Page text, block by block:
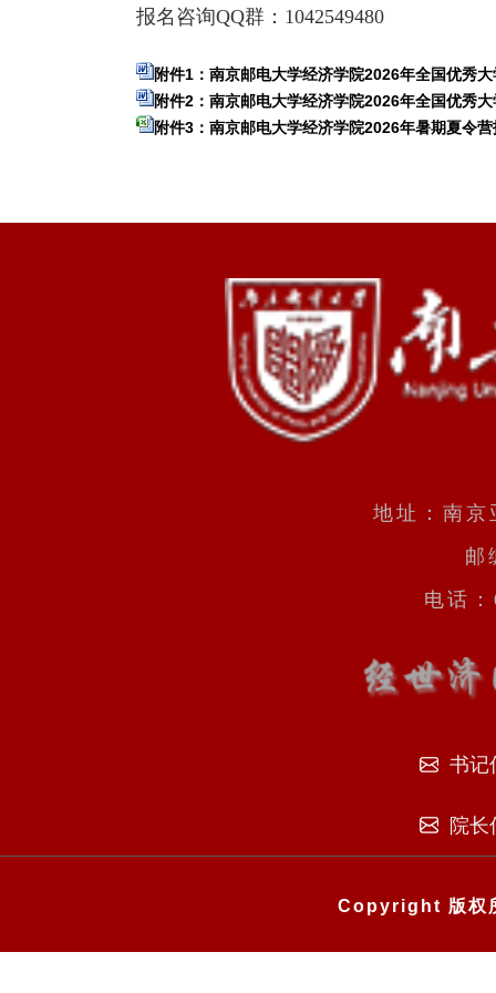
报名咨询QQ群： 1042549480
附件1：南京邮电大学经济学院2026年全国优秀
附件2：南京邮电大学经济学院2026年全国优秀
附件3：南京邮电大学经济学院2026年暑期夏令
地址：南京
邮
电话
书记
院长
Copyright 版权